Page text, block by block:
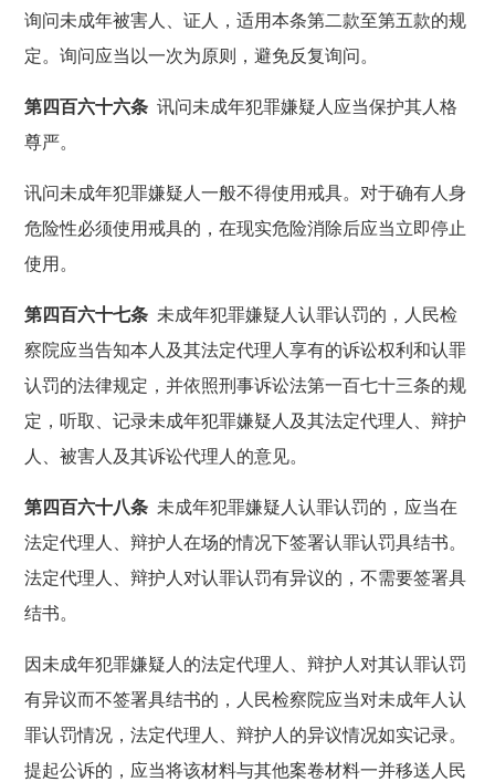
询问未成年被害人、证人，适用本条第二款至第五款的规
定。询问应当以一次为原则，避免反复询问。
第四百六十六条 讯问未成年犯罪嫌疑人应当保护其人格
尊严。
讯问未成年犯罪嫌疑人一般不得使用戒具。对于确有人身
危险性必须使用戒具的，在现实危险消除后应当立即停止
使用。
第四百六十七条 未成年犯罪嫌疑人认罪认罚的，人民检
察院应当告知本人及其法定代理人享有的诉讼权利和认罪
认罚的法律规定，并依照刑事诉讼法第一百七十三条的规
定，听取、记录未成年犯罪嫌疑人及其法定代理人、辩护
人、被害人及其诉讼代理人的意见。
第四百六十八条 未成年犯罪嫌疑人认罪认罚的，应当在
法定代理人、辩护人在场的情况下签署认罪认罚具结书。
法定代理人、辩护人对认罪认罚有异议的，不需要签署具
结书。
因未成年犯罪嫌疑人的法定代理人、辩护人对其认罪认罚
有异议而不签署具结书的，人民检察院应当对未成年人认
罪认罚情况，法定代理人、辩护人的异议情况如实记录。
提起公诉的，应当将该材料与其他案卷材料一并移送人民